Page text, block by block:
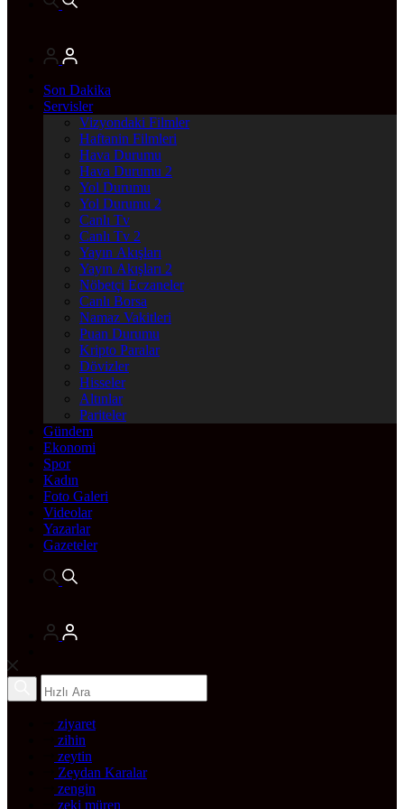
Son Dakika
Servisler
Vizyondaki Filmler
Haftanin Filmleri
Hava Durumu
Hava Durumu 2
Yol Durumu
Yol Durumu 2
Canlı Tv
Canlı Tv 2
Yayın Akışları
Yayın Akışları 2
Nöbetçi Eczaneler
Canlı Borsa
Namaz Vakitleri
Puan Durumu
Kripto Paralar
Dövizler
Hisseler
Altınlar
Pariteler
Gündem
Ekonomi
Spor
Kadın
Foto Galeri
Videolar
Yazarlar
Gazeteler
ziyaret
zihin
zeytin
Zeydan Karalar
zengin
zeki müren